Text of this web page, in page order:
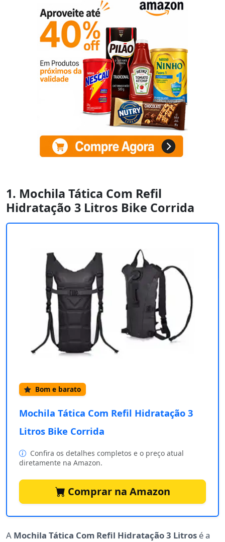
1. Mochila Tática Com Refil
Hidratação 3 Litros Bike Corrida
Bom e barato
Mochila Tática Com Refil Hidratação 3
Litros Bike Corrida
Confira os detalhes completos e o preço atual
diretamente na Amazon.
Comprar na Amazon
A Mochila Tática Com Refil Hidratação 3 Litros é a